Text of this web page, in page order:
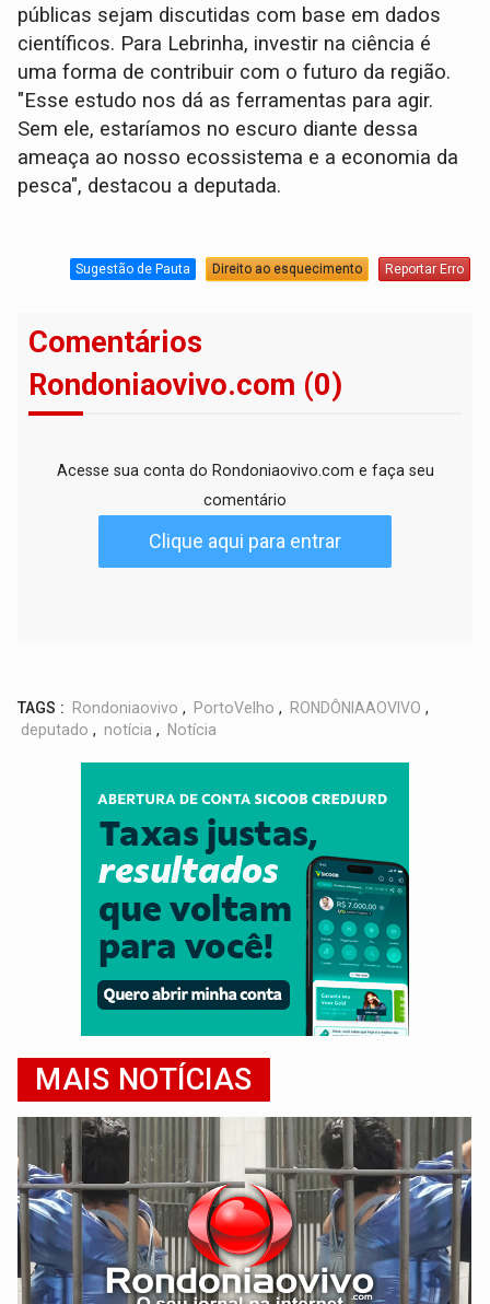
públicas sejam discutidas com base em dados
científicos. Para Lebrinha, investir na ciência é
uma forma de contribuir com o futuro da região.
"Esse estudo nos dá as ferramentas para agir.
Sem ele, estaríamos no escuro diante dessa
ameaça ao nosso ecossistema e a economia da
pesca", destacou a deputada.
Sugestão de Pauta Direito ao esquecimento Reportar Erro
Comentários
Rondoniaovivo.com (0)
Acesse sua conta do Rondoniaovivo.com e faça seu
comentário
Clique aqui para entrar
TAGS : Rondoniaovivo , PortoVelho , RONDÔNIAAOVIVO ,
deputado , notícia , Notícia
MAIS NOTÍCIAS